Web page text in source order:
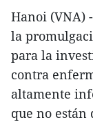
Hanoi (VNA)
la
para la
contra
altamente
que no